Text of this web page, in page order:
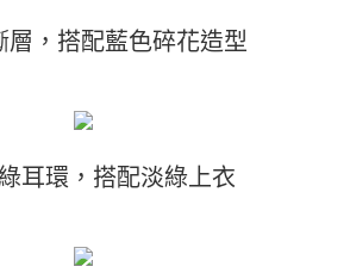
層，搭配藍色碎花造型
耳環，搭配淡綠上衣